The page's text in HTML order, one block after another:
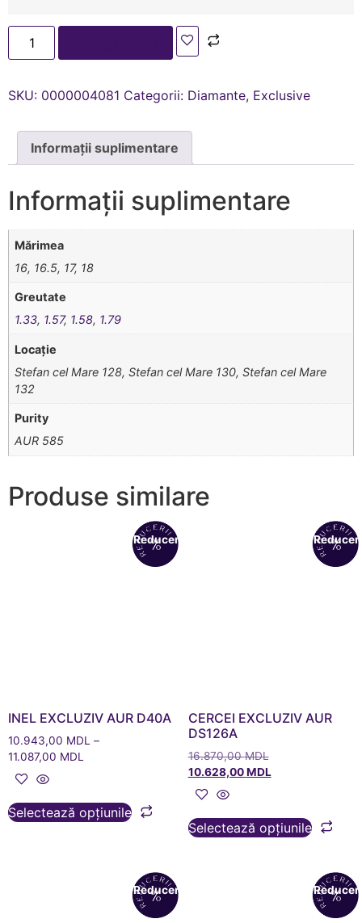
SKU: 0000004081 Categorii: Diamante, Exclusive
Informații suplimentare
Informații suplimentare
Mărimea
16, 16.5, 17, 18
Greutate
1.33, 1.57, 1.58, 1.79
Locație
Stefan cel Mare 128, Stefan cel Mare 130, Stefan cel Mare
132
Purity
AUR 585
Produse similare
Reduceri!
INEL EXCLUZIV AUR D40A
10.943,00 MDL –
11.087,00 MDL
Selectează opțiunile
CERCEI EXCLUZIV AUR
DS126A
16.870,00MDL
10.628,00MDL
Selectează opțiunile
Reduceri!